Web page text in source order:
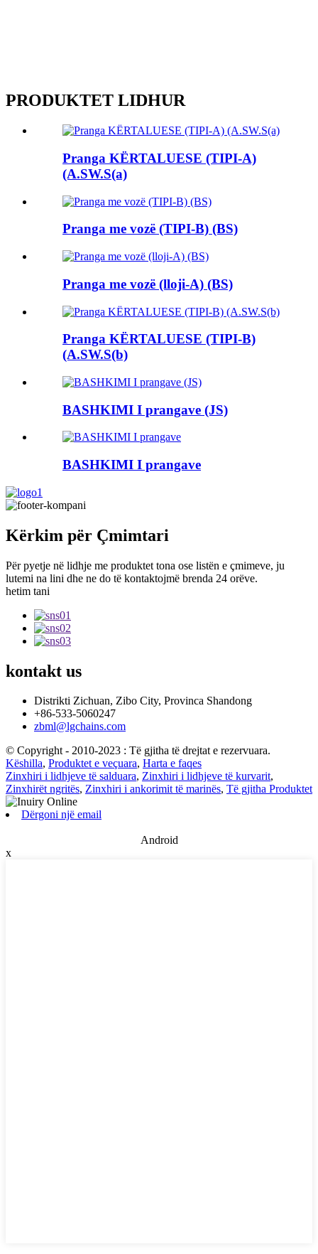
PRODUKTET LIDHUR
Pranga KËRTALUESE (TIPI-A)
(A.SW.S(a)
Pranga me vozë (TIPI-B) (BS)
Pranga me vozë (lloji-A) (BS)
Pranga KËRTALUESE (TIPI-B)
(A.SW.S(b)
BASHKIMI I prangave (JS)
BASHKIMI I prangave
Kërkim për Çmimtari
Për pyetje në lidhje me produktet tona ose listën e çmimeve, ju
lutemi na lini dhe ne do të kontaktojmë brenda 24 orëve.
hetim tani
kontakt us
Distrikti Zichuan, Zibo City, Provinca Shandong
+86-533-5060247
zbml@lgchains.com
© Copyright - 2010-2023 : Të gjitha të drejtat e rezervuara.
Këshilla, Produktet e veçuara, Harta e faqes
Zinxhiri i lidhjeve të salduara, Zinxhiri i lidhjeve të kurvarit,
Zinxhirët ngritës, Zinxhiri i ankorimit të marinës, Të gjitha Produktet
Dërgoni një email
Android
x